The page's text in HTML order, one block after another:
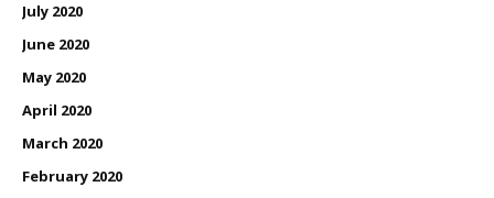
July 2020
June 2020
May 2020
April 2020
March 2020
February 2020